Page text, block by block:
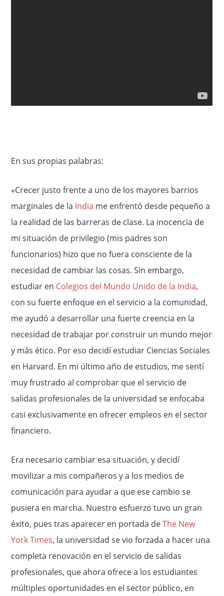
En sus propias palabras:
«Crecer justo frente a uno de los mayores barrios
marginales de la India me enfrentó desde pequeño a
la realidad de las barreras de clase. La inocencia de
mi situación de privilegio (mis padres son
funcionarios) hizo que no fuera consciente de la
necesidad de cambiar las cosas. Sin embargo,
estudiar en Colegios del Mundo Unido de la India,
con su fuerte enfoque en el servicio a la comunidad,
me ayudó a desarrollar una fuerte creencia en la
necesidad de trabajar por construir un mundo mejor
y más ético. Por eso decidí estudiar Ciencias Sociales
en Harvard. En mi último año de estudios, me sentí
muy frustrado al comprobar que el servicio de
salidas profesionales de la universidad se enfocaba
casi exclusivamente en ofrecer empleos en el sector
financiero.
Era necesario cambiar esa situación, y decidí
movilizar a mis compañeros y a los medios de
comunicación para ayudar a que ese cambio se
pusiera en marcha. Nuestro esfuerzo tuvo un gran
éxito, pues tras aparecer en portada deThe New
York Times, la universidad se vio forzada a hacer una
completa renovación en el servicio de salidas
profesionales, que ahora ofrece a los estudiantes
múltiples oportunidades en el sector público, en